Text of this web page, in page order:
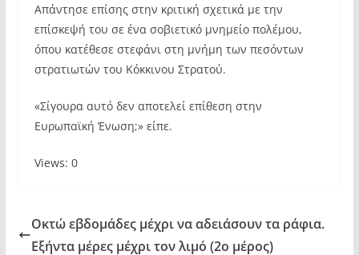
Απάντησε επίσης στην κριτική σχετικά με την
επίσκεψή του σε ένα σοβιετικό μνημείο πολέμου,
όπου κατέθεσε στεφάνι στη μνήμη των πεσόντων
στρατιωτών του Κόκκινου Στρατού.
«Σίγουρα αυτό δεν αποτελεί επίθεση στην
Ευρωπαϊκή Ένωση;» είπε.
Views: 0
Οκτώ εβδομάδες μέχρι να αδειάσουν τα ράφια.
Εξήντα μέρες μέχρι τον λιμό (2ο μέρος)